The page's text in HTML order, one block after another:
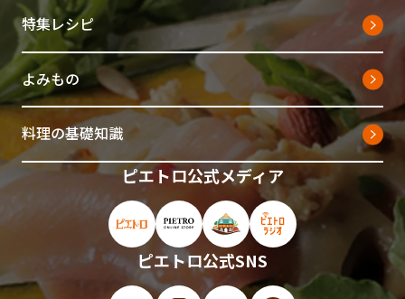
特集レシピ
よみもの
料理の基礎知識
ピエトロ公式メディア
ピエトロ公式サイト（新しいウィンドウで
ピエトロオンラインストア（新しい
ピエトロホームタウン（新
ピエトロラジオ（新
ピエトロ公式SNS